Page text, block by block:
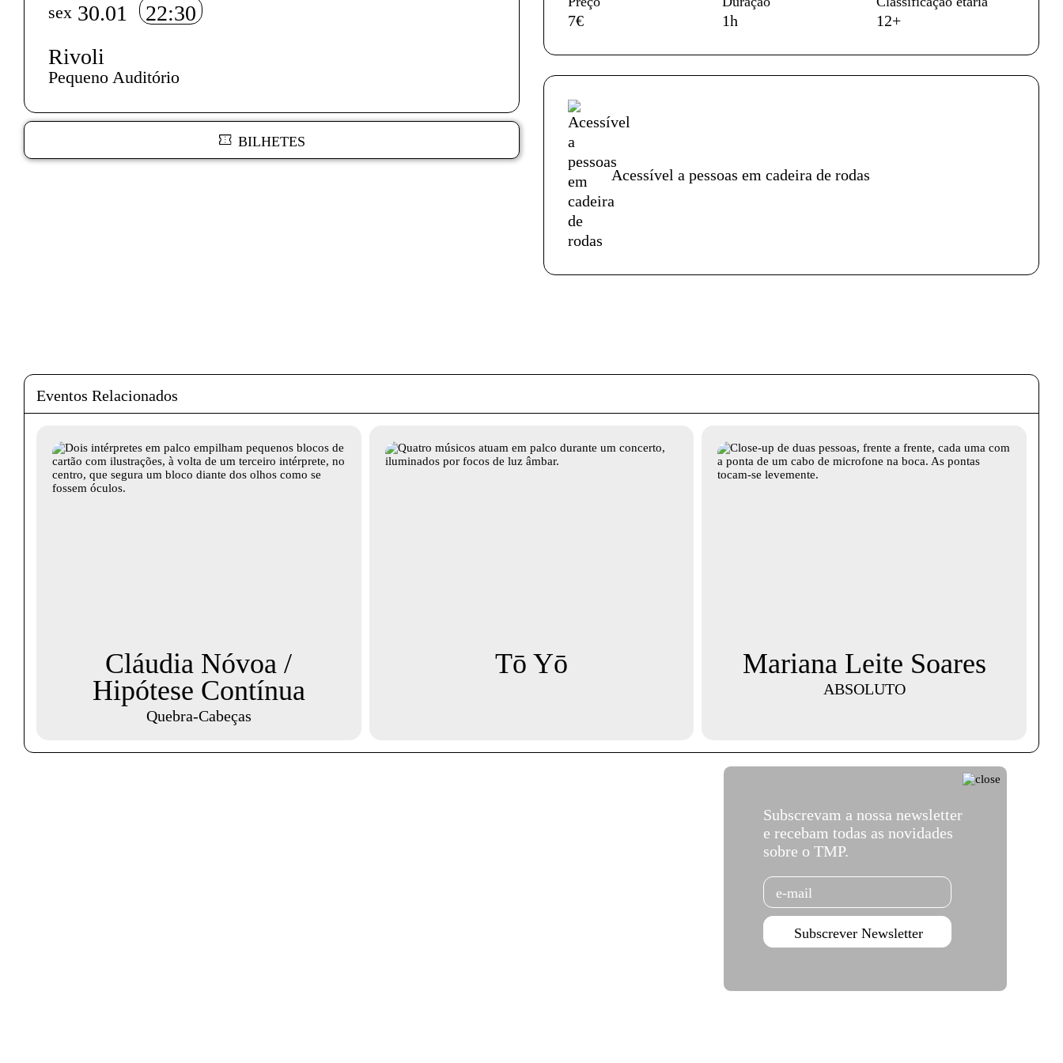
sex 30.01
22:30
Rivoli
Pequeno Auditório
BILHETES
7€ 1h 12+
Acessibilidades do espetáculo
Acessível a pessoas em cadeira de rodas
Eventos Relacionados
Cláudia Nóvoa /
Hipótese Contínua
Quebra-Cabeças
Tō Yō Mariana Leite Soares
ABSOLUTO
Subscrevam a nossa newsletter
e recebam todas as novidades
sobre o TMP.
Email
Subscrever Newsletter